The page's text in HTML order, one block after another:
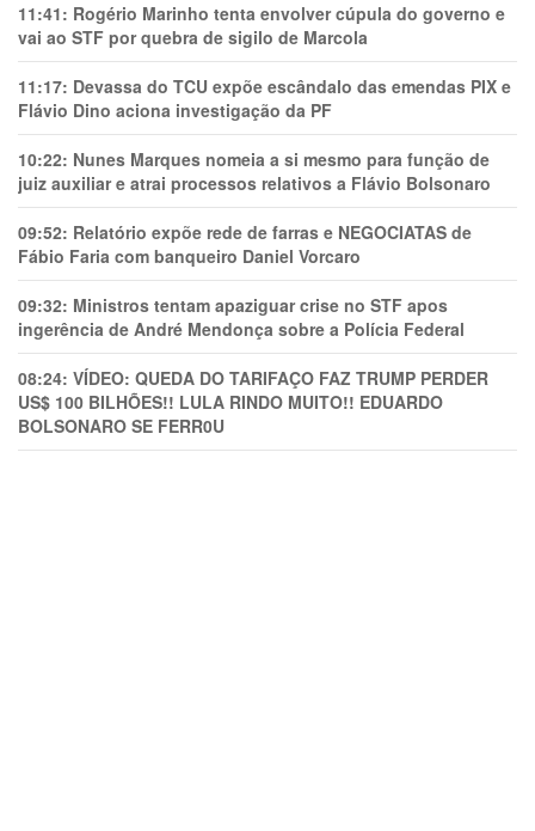
11:41: Rogério Marinho tenta envolver cúpula do governo e
vai ao STF por quebra de sigilo de Marcola
11:17: Devassa do TCU expõe escândalo das emendas PIX e
Flávio Dino aciona investigação da PF
10:22: Nunes Marques nomeia a si mesmo para função de
juiz auxiliar e atrai processos relativos a Flávio Bolsonaro
09:52: Relatório expõe rede de farras e NEGOCIATAS de
Fábio Faria com banqueiro Daniel Vorcaro
09:32: Ministros tentam apaziguar crise no STF apos
ingerência de André Mendonça sobre a Polícia Federal
08:24: VÍDEO: QUEDA DO TARIFAÇO FAZ TRUMP PERDER
US$ 100 BILHÕES!! LULA RINDO MUITO!! EDUARDO
BOLSONARO SE FERR0U